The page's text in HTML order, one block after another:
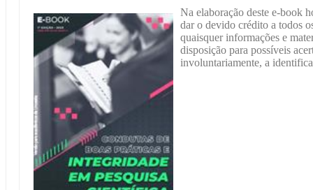
Na elaboração deste e-book
dar o devido crédito a todos
quaisquer informações e
disposição para possíveis
involuntariamente, a